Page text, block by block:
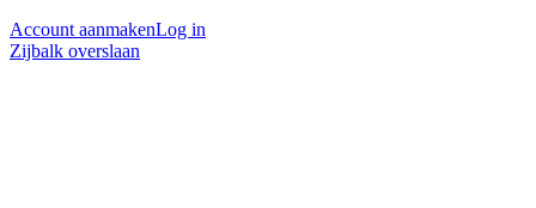
Account aanmakenLog in
Zijbalk overslaan